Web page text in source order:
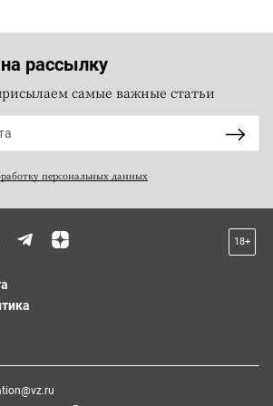
рассылку
самые важные статьи
персональных данных
18+